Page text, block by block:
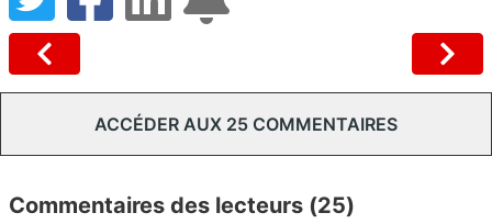
ACCÉDER AUX 25 COMMENTAIRES
Commentaires des lecteurs (25)